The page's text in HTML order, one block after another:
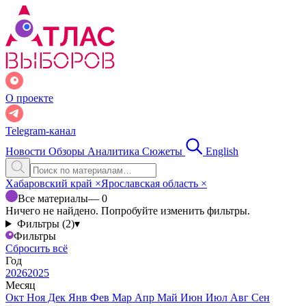
О проекте
Telegram-канал
Новости Обзоры Аналитика Сюжеты English
Хабаровский край ×Ярославская область ×
Все материалы— 0
Ничего не найдено. Попробуйте изменить фильтры.
Фильтры (2)▾
Фильтры
Сбросить всё
Год
20262025
Месяц
Окт Ноя Дек Янв Фев Мар Апр Май Июн Июл Авг Сен